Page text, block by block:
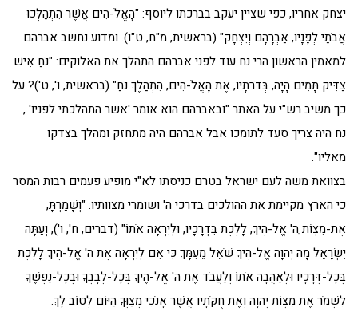
יצחק אחריו, כפי שציין יעקב בברכתו ליוסף: "הָאֱלֹ-הִים אֲשֶׁר הִתְהַלְּכוּ
אֲבֹתַי לְפָנָיו, אַבְרָהָם וְיִצְחָק" (בראשית, מ"ח, ט"ו). ומדוע נחשב אברהם
למאמין הראשון הרי נח עוד לפני אברהם התהלך את האלוקים: "נֹחַ אִישׁ
צַדִּיק תָּמִים הָיָה, בְּדֹרֹתָיו, אֶת הָאֱלֹ-הִים, הִתְהַלֶּךְ נֹחַ" (בראשית, ו', ט')? על
כך משיב רש"י על האתר "ובאברהם הוא אומר 'אשר התהלכתי לפניו' ,
נח היה צריך סעד לתומכו אבל אברהם היה מתחזק ומהלך בצדקו
מאליו".
בצוואת משה לעם ישראל בטרם כניסתו לא"י מופיע פעמים רבות המסר
כי הארץ מקיימת את ההולכים בדרכי ה' ושומרי מצוותיו: "וְשָׁמַרְתָּ,
אֶת-מִצְו‍ֹת ְה' אֱל-הֶיךָ, לָלֶכֶת בִּדְרָכָיו, וּלְיִרְאָה אֹתוֹ" (דברים, ח', ו'), וְעַתָּה
יִשְׂרָאֵל מָה יְהוָה אֱל-הֶיךָ שֹׁאֵל מֵעִמָּךְ כִּי אִם לְיִרְאָה אֶת ה' אֱל-הֶיךָ לָלֶכֶת
בְּכָל-דְּרָכָיו וּלְאַהֲבָה אֹתוֹ וְלַעֲבֹד אֶת ה' אֱל-הֶיךָ בְּכָל-לְבָבְךָ וּבְכָל-נַפְשֶׁךָ
לִשְׁמֹר אֶת מִצְו‍ֹת יְהוָה וְאֶת חֻקֹּתָיו אֲשֶׁר אָנֹכִי מְצַוְּךָ הַיּוֹם לְטוֹב לָךְ.